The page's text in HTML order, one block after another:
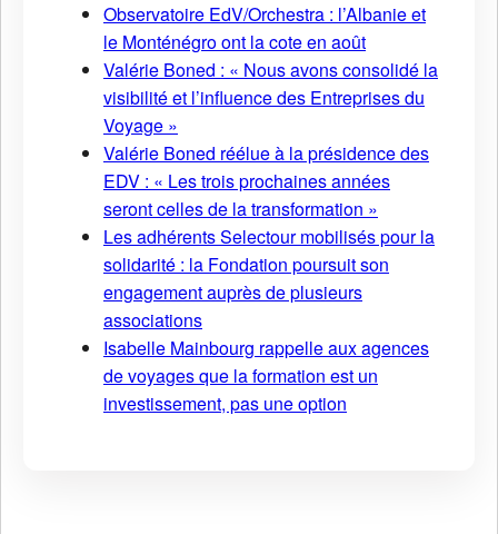
Observatoire EdV/Orchestra : l’Albanie et
le Monténégro ont la cote en août
Valérie Boned : « Nous avons consolidé la
visibilité et l’influence des Entreprises du
Voyage »
Valérie Boned réélue à la présidence des
EDV : « Les trois prochaines années
seront celles de la transformation »
Les adhérents Selectour mobilisés pour la
solidarité : la Fondation poursuit son
engagement auprès de plusieurs
associations
Isabelle Mainbourg rappelle aux agences
de voyages que la formation est un
investissement, pas une option